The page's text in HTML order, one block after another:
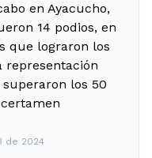
en Ayacucho,
14 podios, en
que lograron los
representación
los 50
de 2024